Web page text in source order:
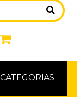
CATEGORIAS